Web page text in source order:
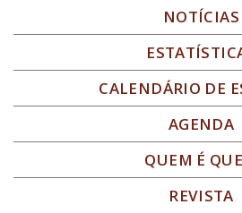
NOTÍCIAS
CALENDÁRIO DE
AGENDA
QUEM É
REVISTA